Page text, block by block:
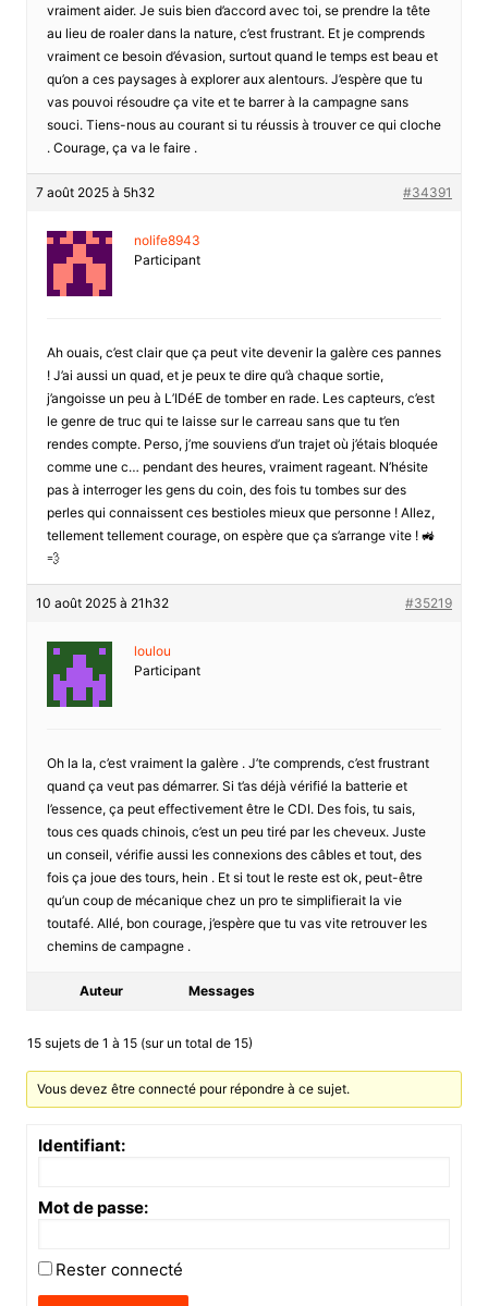
vraiment aider. Je suis bien d’accord avec toi, se prendre la tête
au lieu de roaler dans la nature, c’est frustrant. Et je comprends
vraiment ce besoin d’évasion, surtout quand le temps est beau et
qu’on a ces paysages à explorer aux alentours. J’espère que tu
vas pouvoi résoudre ça vite et te barrer à la campagne sans
souci. Tiens-nous au courant si tu réussis à trouver ce qui cloche
. Courage, ça va le faire .
7 août 2025 à 5h32 #34391
nolife8943
Participant
Ah ouais, c’est clair que ça peut vite devenir la galère ces pannes
! J’ai aussi un quad, et je peux te dire qu’à chaque sortie,
j’angoisse un peu à L’IDéE de tomber en rade. Les capteurs, c’est
le genre de truc qui te laisse sur le carreau sans que tu t’en
rendes compte. Perso, j’me souviens d’un trajet où j’étais bloquée
comme une c… pendant des heures, vraiment rageant. N’hésite
pas à interroger les gens du coin, des fois tu tombes sur des
perles qui connaissent ces bestioles mieux que personne ! Allez,
tellement tellement courage, on espère que ça s’arrange vite ! 🚜
💨
10 août 2025 à 21h32 #35219
loulou
Participant
Oh la la, c’est vraiment la galère . J’te comprends, c’est frustrant
quand ça veut pas démarrer. Si t’as déjà vérifié la batterie et
l’essence, ça peut effectivement être le CDI. Des fois, tu sais,
tous ces quads chinois, c’est un peu tiré par les cheveux. Juste
un conseil, vérifie aussi les connexions des câbles et tout, des
fois ça joue des tours, hein . Et si tout le reste est ok, peut-être
qu’un coup de mécanique chez un pro te simplifierait la vie
toutafé. Allé, bon courage, j’espère que tu vas vite retrouver les
chemins de campagne .
Auteur Messages
15 sujets de 1 à 15 (sur un total de 15)
Vous devez être connecté pour répondre à ce sujet.
Identifiant:
Mot de passe:
Rester connecté